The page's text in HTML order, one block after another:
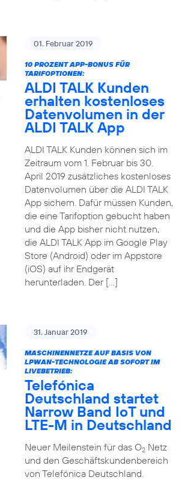
01. Februar 2019
10 PROZENT APP-BONUS FÜR
TARIFOPTIONEN:
ALDI TALK Kunden
erhalten kostenloses
Datenvolumen in der
ALDI TALK App
ALDI TALK Kunden können sich im
Zeitraum vom 1. Februar bis 30.
April 2019 zusätzliches kostenloses
Datenvolumen über die ALDI TALK
App sichern. Dafür müssen Kunden,
die eine Tarifoption gebucht haben
und die App bisher nicht nutzen,
die ALDI TALK App im Google Play
Store (Android) oder im Appstore
(iOS) auf ihr Endgerät
herunterladen. Der […]
31. Januar 2019
MASCHINENNETZE AUF BASIS VON
LPWAN-TECHNOLOGIE AB SOFORT IM
LIVEBETRIEB:
Telefónica
Deutschland startet
Narrow Band IoT und
LTE-M in Deutschland
Neuer Meilenstein für das O2Netz
und den Geschäftskundenbereich
von Telefónica Deutschland.